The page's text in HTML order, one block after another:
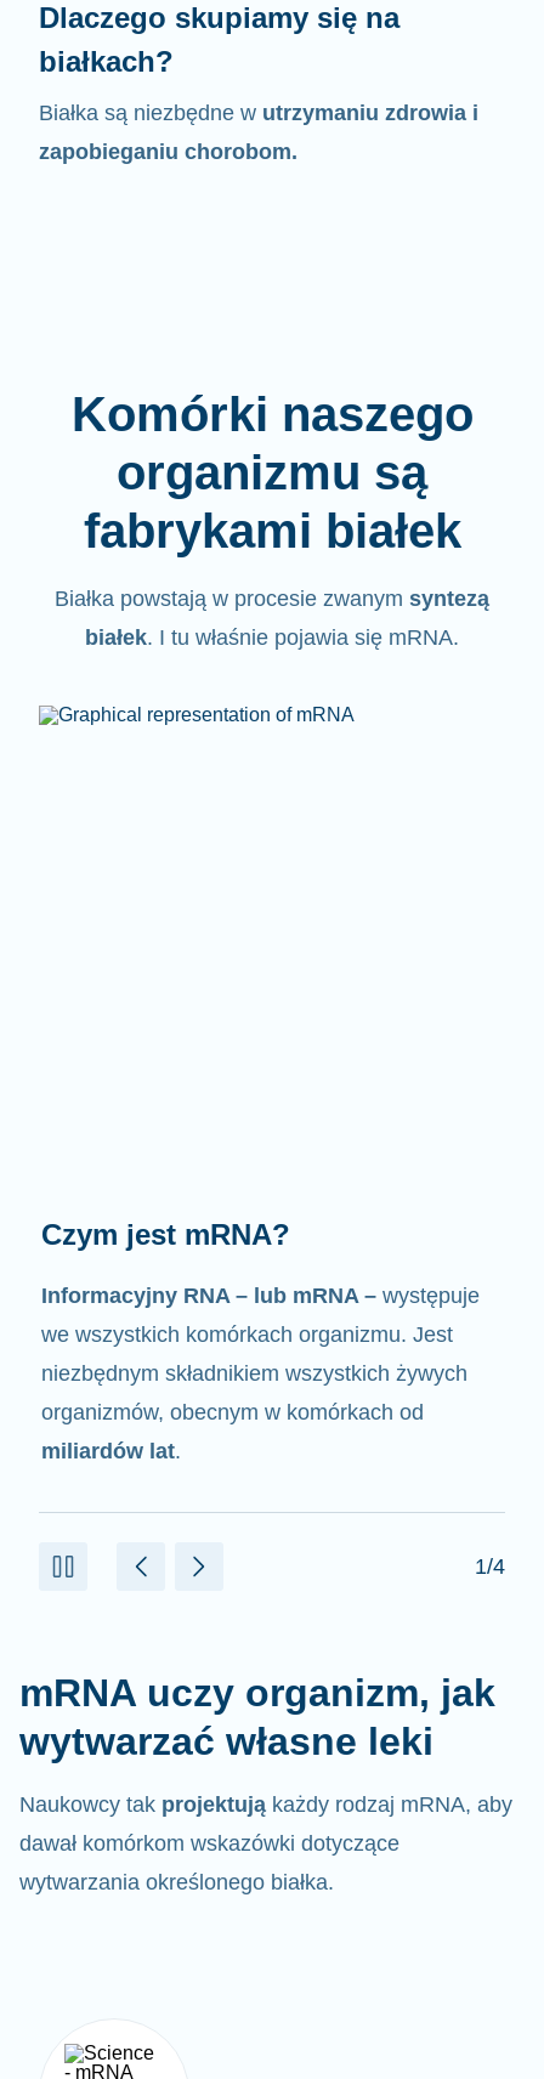
Dlaczego skupiamy się na
białkach?
Białka są niezbędne w utrzymaniu zdrowia i
zapobieganiu chorobom.
Komórki naszego
organizmu są
fabrykami białek
Białka powstają w procesie zwanym syntezą
białek. I tu właśnie pojawia się mRNA.
Jak działa mRNA?
Jak sama nazwa wskazuje, mRNA jest
nośnikiem informacji. Oddziałuje z innymi
komponentami komórek, w wyniku czego
powstają białka.
wytwarzać własne leki
Naukowcy tak
dawał komórkom wskazówki dotyczące
wytwarzania określonego białka.